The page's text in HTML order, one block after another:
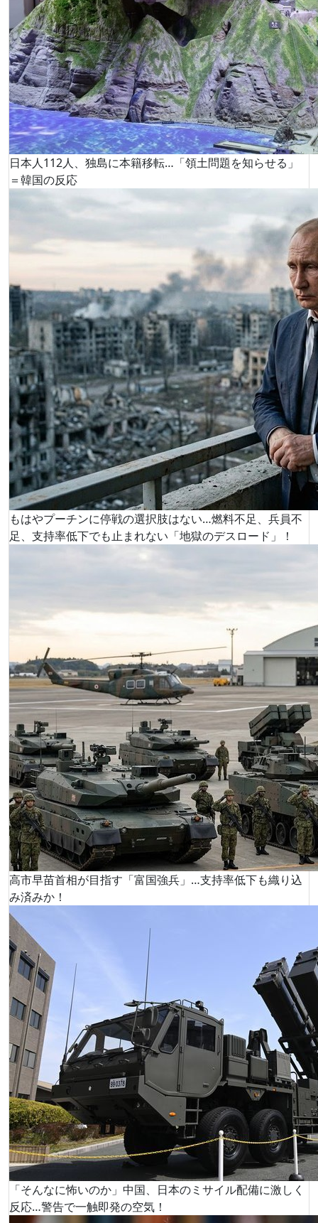
日本人112人、独島に本籍移転…「領土問題を知らせる」
＝韓国の反応
もはやプーチンに停戦の選択肢はない…燃料不足、兵員不
足、支持率低下でも止まれない「地獄のデスロード」！
高市早苗首相が目指す「富国強兵」…支持率低下も織り込
み済みか！
「そんなに怖いのか」中国、日本のミサイル配備に激しく
反応…警告で一触即発の空気！